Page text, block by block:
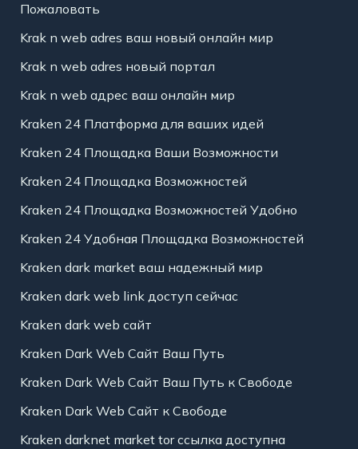
Пожаловать
Krak n web adres ваш новый онлайн мир
Krak n web adres новый портал
Krak n web адрес ваш онлайн мир
Kraken 24 Платформа для ваших идей
Kraken 24 Площадка Ваши Возможности
Kraken 24 Площадка Возможностей
Kraken 24 Площадка Возможностей Удобно
Kraken 24 Удобная Площадка Возможностей
Kraken dark market ваш надежный мир
Kraken dark web link доступ сейчас
Kraken dark web сайт
Kraken Dark Web Сайт Ваш Путь
Kraken Dark Web Сайт Ваш Путь к Свободе
Kraken Dark Web Сайт к Свободе
Kraken darknet market tor ссылка доступна